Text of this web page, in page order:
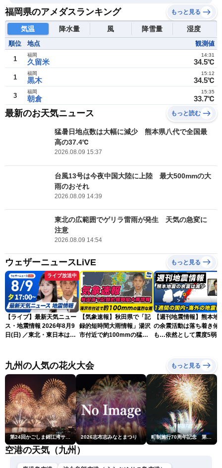
福岡県のアメダスランキング もっと見る
気温 降水量 風 降雪量 湿度
順位 地点 観測値
1 久留米
福岡
34.5℃
14:31
1 黒木
福岡
34.5℃
15:12
3 朝倉
福岡
33.7℃
15:35
最新のお天気ニュース もっと読む
猛暑日地点数は大幅に減少 熊本県八代で全国最
高の37.4℃
2026.08.09 15:37
台風13号は今夜中国大陸に上陸 最大500mmの大
雨のおそれ
2026.08.09 14:39
東北の広範囲でゲリラ雷雨が発生 天気の急変に
注意
2026.08.09 14:54
ウェザーニュースLiVE もっと見る
ライブ放送中
【ライブ】最新天気ニュー
ス・地震情報 2026年8月9
日(日) ／東北・東日本は急
北美月／芳野達郎〉
【気象速報】秋田県で「記
録的短時間大雨情報」湯沢
市付近で約100mmの猛烈
【週刊地震情報】熊本地
の余震活動は落ち着き傾
も…依然として震度5弱警
九州の人気の花火大会 もっと見る
第24回かごしま錦江湾サマーナイト大花火大会 2026志布志みなとまつり
空港の天気（九州）